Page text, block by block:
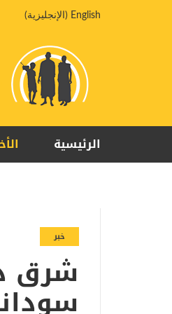
English
( الإنجليزية)
الرئيسية
خبر